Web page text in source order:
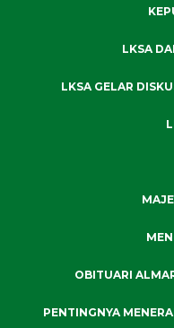
LKSA
LKSA GELAR
OBITUARI
PENTINGNYA